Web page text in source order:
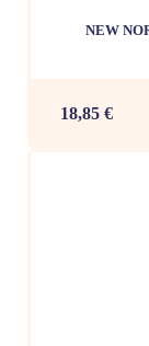
NEW
18,85 €